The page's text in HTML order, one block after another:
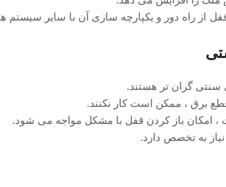
از راه دور و یکپارچه ‌سازی آن با سایر سیستم‌
گران ‌تر هستند.
برق ، ممکن است کار نکنند.
امکان باز کردن قفل با مشکل مواجه می‌ شود.
به تخصص دارد.